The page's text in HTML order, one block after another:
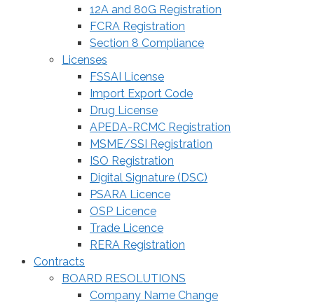
12A and 80G Registration
FCRA Registration
Section 8 Compliance
Licenses
FSSAI License
Import Export Code
Drug License
APEDA-RCMC Registration
MSME/SSI Registration
ISO Registration
Digital Signature (DSC)
PSARA Licence
OSP Licence
Trade Licence
RERA Registration
Contracts
BOARD RESOLUTIONS
Company Name Change